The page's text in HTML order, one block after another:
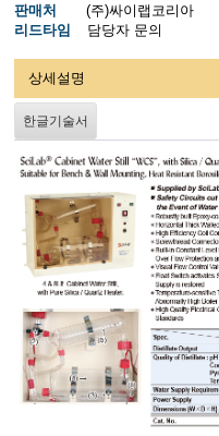
판매처
(주)싸이랩코리아
리드타임
담당자 문의
상세설명
한글기술서